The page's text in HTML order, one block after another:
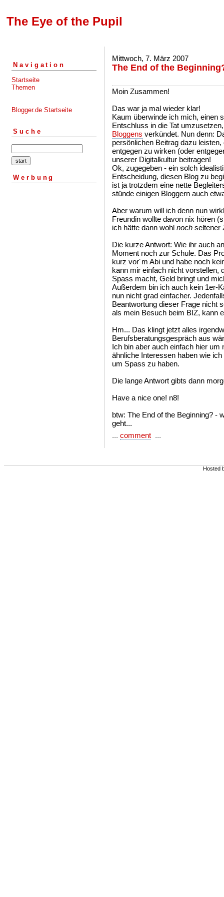
The Eye of the Pupil
Navigation
Startseite
Themen
Blogger.de Startseite
Suche
Werbung
Mittwoch, 7. März 2007
The End of the
Moin Zusammen!
Das war ja mal wieder klar!
Kaum überwinde ich mich, einen
Entschluss in die Tat
Bloggens verkündet. Nun denn:
persönlichen Beitrag dazu
entgegen zu wirken (oder
unserer Digitalkultur beitragen!
Ok, zugegeben - ein solch
Entscheidung, diesen Blog zu
ist ja trotzdem eine nette
stünde einigen Bloggern auch
Aber warum will ich denn nun
Freundin wollte davon nix hören
ich hätte dann wohl noch seltener
Die kurze Antwort: Wie ihr auch
Moment noch zur Schule. Das
kurz vor´m Abi und habe noch
kann mir einfach nicht vorstellen,
Spass macht, Geld bringt und
Außerdem bin ich auch kein 1er-
nun nicht grad einfacher.
Beantwortung dieser Frage nicht
als mein Besuch beim BIZ, kann
Hm... Das klingt jetzt alles
Berufsberatungsgespräch aus
Ich bin aber auch einfach hier um
ähnliche Interessen haben wie
um Spass zu haben.
Die lange Antwort gibts dann
Have a nice one! n8!
btw: The End of the Beginning? -
geht...
... comment ...
Hosted